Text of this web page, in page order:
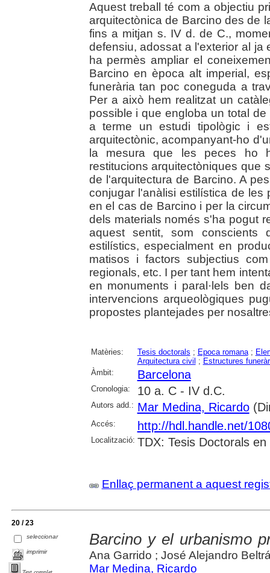
Aquest treball té com a objectiu
arquitectònica de Barcino des de
fins a mitjan s. IV d. de C.,
defensiu, adossat a l'exterior al ja
ha permès ampliar el
Barcino en època alt imperial,
funerària tan poc coneguda a
Per a això hem realitzat un
possible i que engloba un total
a terme un estudi tipològic i
arquitectònic, acompanyant-ho
la mesura que les peces ho
restitucions arquitectòniques que
de l'arquitectura de Barcino. A
conjugar l'anàlisi estilística de
en el cas de Barcino i per la
dels materials només s'ha pogut
aquest sentit, som conscients
estilístics, especialment en
matisos i factors subjectius
regionals, etc. I per tant hem
en monuments i paral·lels ben
intervencions arqueològiques
propostes plantejades per
Matèries: Tesis doctorals ; Epoca romana;
Arquitectura civil ; Estructures
Àmbit:
Barcelona
Cronologia: 10 a. C - IV d.C.
Autors add.: Mar Medina, Ricardo
Accés: http://hdl.handle.net/
Localització: TDX: Tesis Doctorals en
Enllaç permanent a aquest
20 / 23
seleccionar
imprimir
Barcino y el urbanismo
Ana Garrido ; José Alejandro
Mar Medina, Ricardo